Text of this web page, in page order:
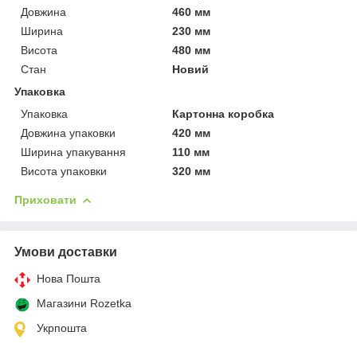
Довжина
460 мм
Ширина
230 мм
Висота
480 мм
Стан
Новий
Упаковка
Упаковка
Картонна коробка
Довжина упаковки
420 мм
Ширина упакування
110 мм
Висота упаковки
320 мм
Приховати
Умови доставки
Нова Пошта
Магазини Rozetka
Укрпошта